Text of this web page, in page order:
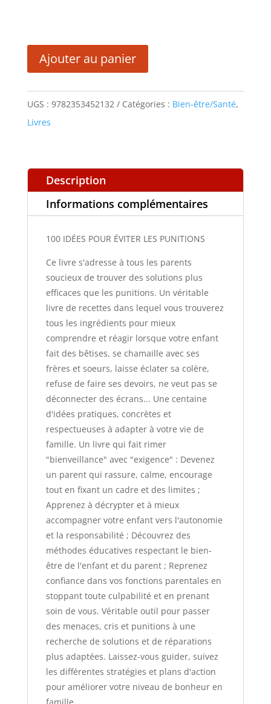
était :
16,50 €.
est :
100
IDÉES
POUR
ÉVITER
Ajouter au panier
UGS : 9782353452132 Catégories : Bien-être/Santé,
Livres
Description
Informations complémentaires
100 IDÉES POUR ÉVITER LES PUNITIONS
Ce livre s'adresse à tous les parents
soucieux de trouver des solutions plus
efficaces que les punitions. Un véritable
livre de recettes dans lequel vous trouverez
tous les ingrédients pour mieux
comprendre et réagir lorsque votre enfant
fait des bêtises, se chamaille avec ses
frères et soeurs, laisse éclater sa colère,
refuse de faire ses devoirs, ne veut pas se
déconnecter des écrans... Une centaine
d'idées pratiques, concrètes et
respectueuses à adapter à votre vie de
famille. Un livre qui fait rimer
"bienveillance" avec "exigence" : Devenez
un parent qui rassure, calme, encourage
tout en fixant un cadre et des limites ;
Apprenez à décrypter et à mieux
accompagner votre enfant vers l'autonomie
et la responsabilité ; Découvrez des
méthodes éducatives respectant le bien-
être de l'enfant et du parent ; Reprenez
confiance dans vos fonctions parentales en
stoppant toute culpabilité et en prenant
soin de vous. Véritable outil pour passer
des menaces, cris et punitions à une
recherche de solutions et de réparations
plus adaptées. Laissez-vous guider, suivez
les différentes stratégies et plans d'action
pour améliorer votre niveau de bonheur en